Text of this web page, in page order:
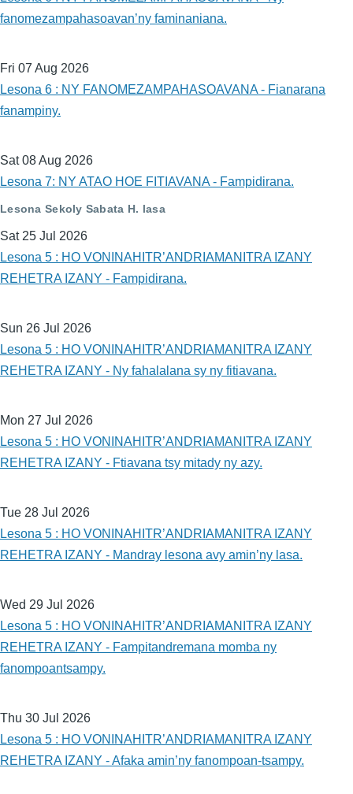
fanomezampahasoavan’ny faminaniana.
Fri 07 Aug 2026
Lesona 6 : NY FANOMEZAMPAHASOAVANA - Fianarana
fanampiny.
Sat 08 Aug 2026
Lesona 7: NY ATAO HOE FITIAVANA - Fampidirana.
Lesona Sekoly Sabata H. lasa
Sat 25 Jul 2026
Lesona 5 : HO VONINAHITR’ANDRIAMANITRA IZANY
REHETRA IZANY - Fampidirana.
Sun 26 Jul 2026
Lesona 5 : HO VONINAHITR’ANDRIAMANITRA IZANY
REHETRA IZANY - Ny fahalalana sy ny fitiavana.
Mon 27 Jul 2026
Lesona 5 : HO VONINAHITR’ANDRIAMANITRA IZANY
REHETRA IZANY - Ftiavana tsy mitady ny azy.
Tue 28 Jul 2026
Lesona 5 : HO VONINAHITR’ANDRIAMANITRA IZANY
REHETRA IZANY - Mandray lesona avy amin’ny lasa.
Wed 29 Jul 2026
Lesona 5 : HO VONINAHITR’ANDRIAMANITRA IZANY
REHETRA IZANY - Fampitandremana momba ny
fanompoantsampy.
Thu 30 Jul 2026
Lesona 5 : HO VONINAHITR’ANDRIAMANITRA IZANY
REHETRA IZANY - Afaka amin’ny fanompoan-tsampy.